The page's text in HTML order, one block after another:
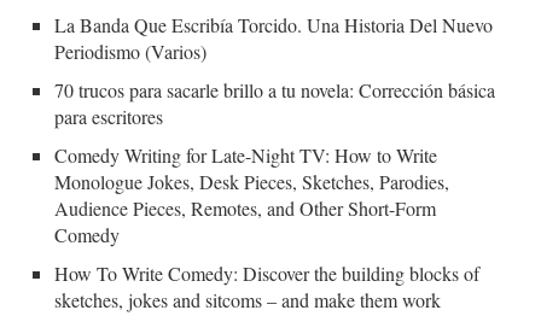
La Banda Que Escribía Torcido. Una Historia Del Nuevo
Periodismo (Varios)
70 trucos para sacarle brillo a tu novela: Corrección básica
para escritores
Comedy Writing for Late-Night TV: How to Write
Monologue Jokes, Desk Pieces, Sketches, Parodies,
Audience Pieces, Remotes, and Other Short-Form
Comedy
How To Write Comedy: Discover the building blocks of
sketches, jokes and sitcoms – and make them work